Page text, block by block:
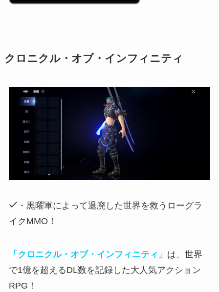
クロニクル・オブ・インフィニティ
・黒曜軍によって退廃した世界を救うローグラ
イクMMO！
「クロニクル・オブ・インフィニティ」 は、世界
で1億を超えるDL数を記録した大人気アクション
RPG！